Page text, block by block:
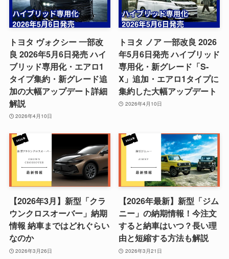
トヨタ ヴォクシー 一部改
良 2026年5月6日発売 ハイ
ブリッド専用化・エアロ1
タイプ集約・新グレード追
加の大幅アップデート詳細
解説
2026年4月10日
トヨタ ノア 一部改良 2026
年5月6日発売 ハイブリッド
専用化・新グレード「S-
X」追加・エアロ1タイプに
集約した大幅アップデート
2026年4月10日
【2026年3月】新型「クラ
ウンクロスオーバー」納期
情報 納車まではどれぐらい
なのか
2026年3月26日
【2026年最新】新型「ジム
ニー」の納期情報！今注文
すると納車はいつ？長い理
由と短縮する方法も解説
2026年3月21日